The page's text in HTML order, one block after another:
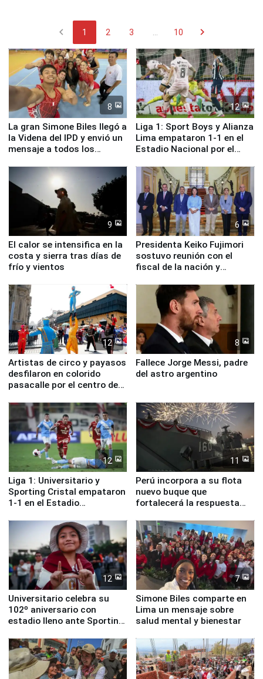
chevron_left 1 2 3 ... 10 chevron_right
8
La gran Simone Biles llegó a
la Videna del IPD y envió un
mensaje a todos los
12
Liga 1: Sport Boys y Alianza
Lima empataron 1-1 en el
Estadio Nacional por el
9
El calor se intensifica en la
costa y sierra tras días de
frío y vientos
6
Presidenta Keiko Fujimori
sostuvo reunión con el
fiscal de la nación y
12
Artistas de circo y payasos
desfilaron en colorido
pasacalle por el centro de
8
Fallece Jorge Messi, padre
del astro argentino
12
Liga 1: Universitario y
Sporting Cristal empataron
1-1 en el Estadio
11
Perú incorpora a su flota
nuevo buque que
fortalecerá la respuesta
12
Universitario celebra su
102º aniversario con
estadio lleno ante Sporting
7
Simone Biles comparte en
Lima un mensaje sobre
salud mental y bienestar